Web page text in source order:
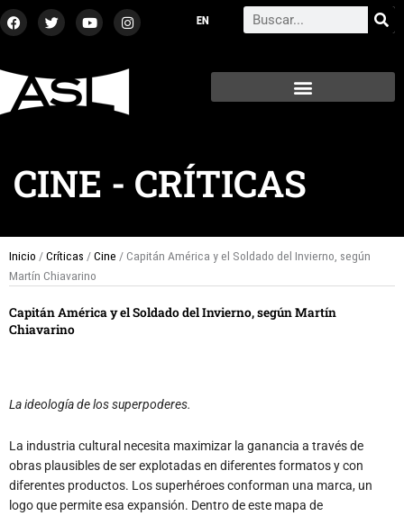
al
F
a
c
o
k
T
w
i
e
r
Y
o
u
b
I
n
s
a
Search
CINE - CRÍTICAS
Inicio /Críticas /Cine / Capitán América y el Soldado del Invierno, según
Martín Chiavarino
Capitán América y el Soldado del Invierno, según Martín
Chiavarino
La ideología de los superpoderes.
La industria cultural necesita maximizar la ganancia a través de
obras plausibles de ser explotadas en diferentes formatos y con
diferentes productos. Los superhéroes conforman una marca, un
logo que permite esa expansión. Dentro de este mapa de